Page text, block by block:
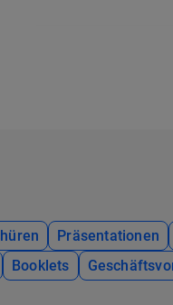
Präsentationen
Booklets